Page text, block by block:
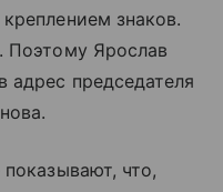
знаков.
Поэтому Ярослав
адрес председателя
что,